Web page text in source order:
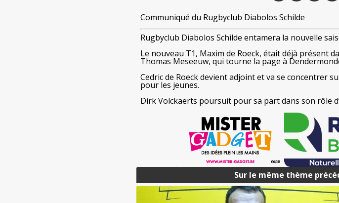
Communiqué du Rugbyclub Diabolos Schilde
Rugbyclub Diabolos Schilde entamera la nouvelle
Le nouveau T1, Maxim de Roeck, était déjà présent
Thomas Meseeuw, qui tourne la page à
Cedric de Roeck devient adjoint et va se concentrer
pour les jeunes.
Dirk Volckaerts poursuit pour sa part dans son rôle
Sur le même thème